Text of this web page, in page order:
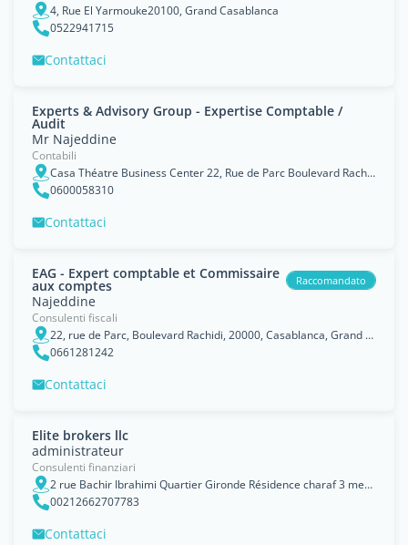
4, Rue El Yarmouke20100, Grand Casablanca
0522941715
Contattaci
Experts & Advisory Group - Expertise Comptable /
Audit
Mr Najeddine
Contabili
Casa Théatre Business Center 22, Rue de Parc Boulevard Rachidi
0600058310
Contattaci
EAG - Expert comptable et Commissaire
aux comptes Raccomandato
Najeddine
Consulenti fiscali
22, rue de Parc, Boulevard Rachidi, 20000, Casablanca, Grand Casablanca
0661281242
Contattaci
Elite brokers llc
administrateur
Consulenti finanziari
2 rue Bachir Ibrahimi Quartier Gironde Résidence charaf 3 mer sultan, Casablanca
00212662707783
Contattaci